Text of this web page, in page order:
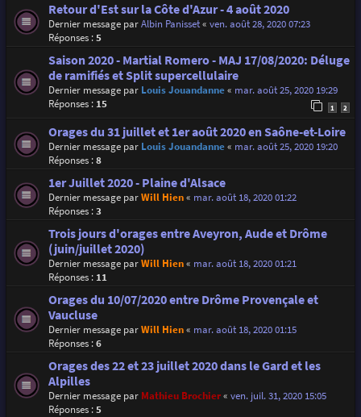
Retour d'Est sur la Côte d'Azur - 4 août 2020
Dernier message parAlbin Panisset« ven. août 28, 2020 07:23
Réponses :5
Saison 2020 - Martial Romero - MAJ 17/08/2020: Déluge
de ramifiés et Split supercellulaire
Dernier message par Louis Jouandanne« mar. août 25, 2020 19:29
Réponses : 15 1 2
Orages du 31 juillet et 1er août 2020 en Saône-et-Loire
Dernier message par Louis Jouandanne« mar. août 25, 2020 19:20
Réponses :8
1er Juillet 2020 - Plaine d'Alsace
Dernier message parWill Hien« mar. août 18, 2020 01:22
Réponses :3
Trois jours d'orages entre Aveyron, Aude et Drôme
(juin/juillet 2020)
Dernier message parWill Hien« mar. août 18, 2020 01:21
Réponses : 11
Orages du 10/07/2020 entre Drôme Provençale et
Vaucluse
Dernier message parWill Hien« mar. août 18, 2020 01:15
Réponses :6
Orages des 22 et 23 juillet 2020 dans le Gard et les
Alpilles
Dernier message par Mathieu Brochier« ven. juil. 31, 2020 15:05
Réponses :5